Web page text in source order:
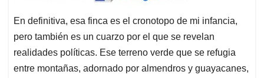
En definitiva, esa finca es el cronotopo de mi infancia,
pero también es un cuarzo por el que se revelan
realidades políticas. Ese terreno verde que se refugia
entre montañas, adornado por almendros y guayacanes,